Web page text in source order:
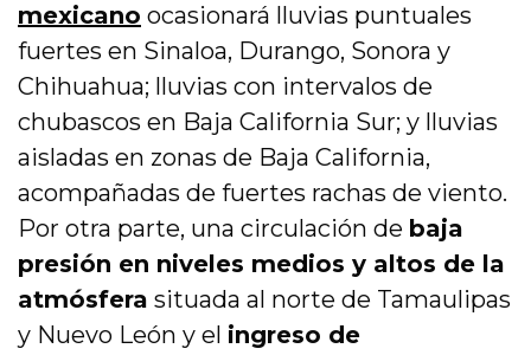
mexicano ocasionará lluvias puntuales
fuertes en Sinaloa, Durango, Sonora y
Chihuahua; lluvias con intervalos de
chubascos en Baja California Sur; y lluvias
aisladas en zonas de Baja California,
acompañadas de fuertes rachas de viento.
Por otra parte, una circulación de baja
presión en niveles medios y altos de la
atmósfera situada al norte de Tamaulipas
y Nuevo León y el ingreso de